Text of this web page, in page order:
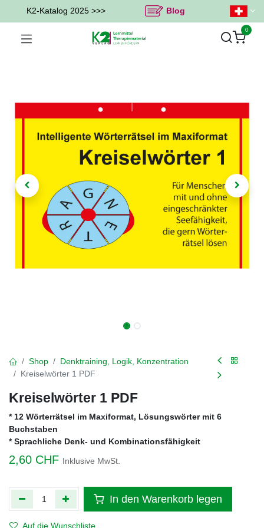
K2-Katalog 2025 >>> Blog
0
Shop
Denktraining, Logik, Konzentration
Kreiselwörter 1 PDF
Kreiselwörter 1 PDF
* 12 Wörterrätsel im Maxiformat, Lösungswörter mit 6
Buchstaben
* Sprachliche Denk- und Kombinationsfähigkeit
2,60 CHF Inklusive MwSt.
In den Warenkorb legen
Auf die Wunschliste